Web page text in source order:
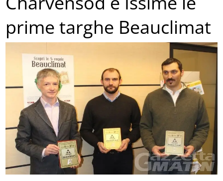
prime targhe Beauclimat